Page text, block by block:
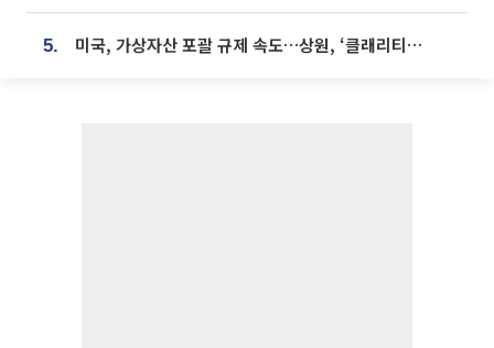
5. 미국, 가상자산 포괄 규제 속도…상원, ‘클래리티법’ 9월 절차투표 추진